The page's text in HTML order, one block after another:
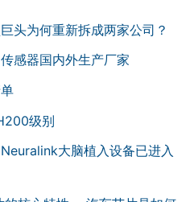
头为何重新拆成两家公司？
感器国内外生产厂家
级别
大脑植入设备已进入